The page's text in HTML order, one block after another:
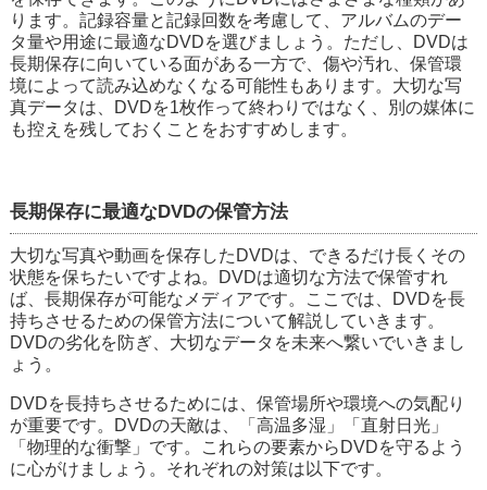
ります。記録容量と記録回数を考慮して、アルバムのデー
タ量や用途に最適なDVDを選びましょう。ただし、DVDは
長期保存に向いている面がある一方で、傷や汚れ、保管環
境によって読み込めなくなる可能性もあります。大切な写
真データは、DVDを1枚作って終わりではなく、別の媒体に
も控えを残しておくことをおすすめします。
長期保存に最適なDVDの保管方法
大切な写真や動画を保存したDVDは、できるだけ長くその
状態を保ちたいですよね。DVDは適切な方法で保管すれ
ば、長期保存が可能なメディアです。ここでは、DVDを長
持ちさせるための保管方法について解説していきます。
DVDの劣化を防ぎ、大切なデータを未来へ繋いでいきまし
ょう。
DVDを長持ちさせるためには、保管場所や環境への気配り
が重要です。DVDの天敵は、「高温多湿」「直射日光」
「物理的な衝撃」です。これらの要素からDVDを守るよう
に心がけましょう。それぞれの対策は以下です。